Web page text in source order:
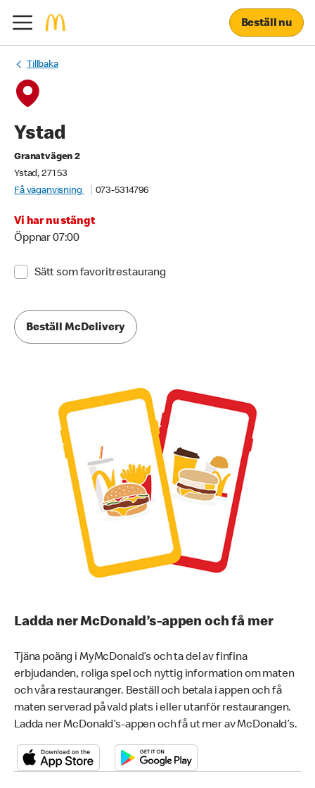
Beställ nu
Tillbaka
Ystad
Granatvägen 2
Ystad, 271 53
Få väganvisning
073-5314796
Vi har nu stängt
Öppnar 07:00
Sätt som favoritrestaurang
Beställ McDelivery
Ladda ner McDonald’s-appen och få mer
Tjäna poäng i MyMcDonald’s och ta del av finfina
erbjudanden, roliga spel och nyttig information om maten
och våra restauranger. Beställ och betala i appen och få
maten serverad på vald plats i eller utanför restaurangen.
Ladda ner McDonald’s-appen och få ut mer av McDonald’s.